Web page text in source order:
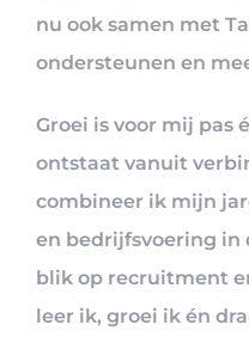
nu ook samen met
ondersteunen en
Groei is voor mij pas
ontstaat vanuit
combineer ik mijn
en bedrijfsvoering in
blik op recruitment
leer ik, groei ik én